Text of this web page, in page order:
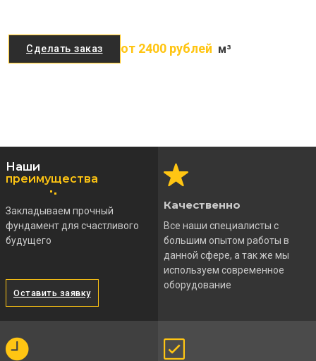
Сделать заказ от 2400 рублей м³
Наши
преимущества
Закладываем прочный
фундамент для счастливого
будущего
Оставить заявку
Качественно
Все наши специалисты с
большим опытом работы в
данной сфере, а так же мы
используем современное
оборудование